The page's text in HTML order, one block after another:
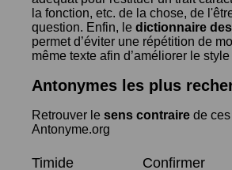
la fonction, etc. de la chose, de
question. Enfin, le dictionnaire
permet d’éviter une répétition de
même texte afin d’améliorer le
Antonymes les plus
Retrouver le sens contraire de
Antonyme.org
Timide Confirmer